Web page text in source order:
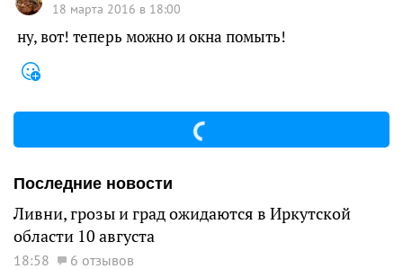
18 марта 2016 в 18:00
ну, вот! теперь можно и окна помыть!
Последние новости
Ливни, грозы и град ожидаются в Иркутской
области 10 августа
18:58 6 отзывов